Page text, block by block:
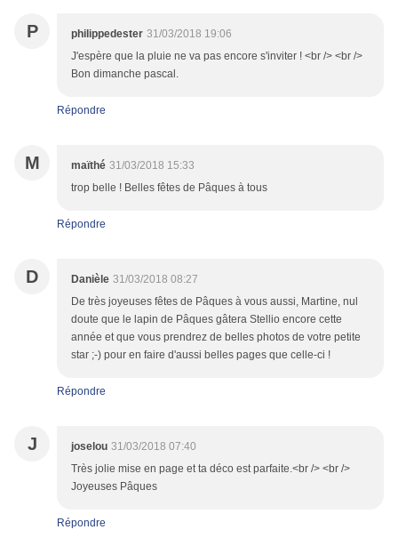
P philippedester 31/03/2018 19:06
J'espère que la pluie ne va pas encore s'inviter ! <br /> <br />
Bon dimanche pascal.
Répondre
M maïthé 31/03/2018 15:33
trop belle ! Belles fêtes de Pâques à tous
Répondre
D Danièle 31/03/2018 08:27
De très joyeuses fêtes de Pâques à vous aussi, Martine, nul
doute que le lapin de Pâques gâtera Stellio encore cette
année et que vous prendrez de belles photos de votre petite
star ;-) pour en faire d'aussi belles pages que celle-ci !
Répondre
J joselou 31/03/2018 07:40
Très jolie mise en page et ta déco est parfaite.<br /> <br />
Joyeuses Pâques
Répondre